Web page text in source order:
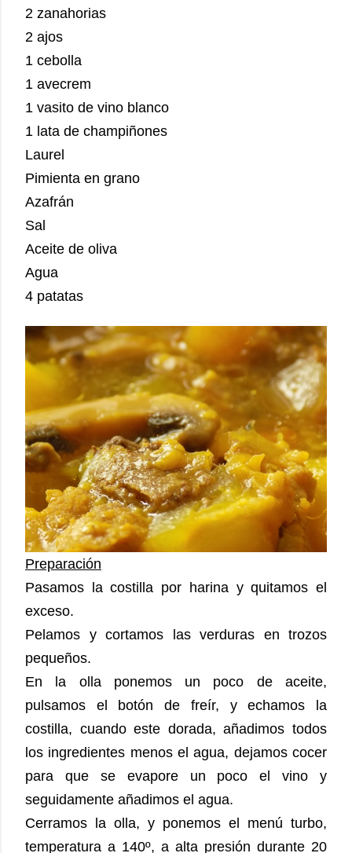
2 zanahorias
2 ajos
1 cebolla
1 avecrem
1 vasito de vino blanco
1 lata de champiñones
Laurel
Pimienta en grano
Azafrán
Sal
Aceite de oliva
Agua
4 patatas
Preparación
Pasamos la costilla por harina y quitamos el
exceso.
Pelamos y cortamos las verduras en trozos
pequeños.
En la olla ponemos un poco de aceite,
pulsamos el botón de freír, y echamos la
costilla, cuando este dorada, añadimos todos
los ingredientes menos el agua, dejamos cocer
para que se evapore un poco el vino y
seguidamente añadimos el agua.
Cerramos la olla, y ponemos el menú turbo,
temperatura a 140º, a alta presión durante 20